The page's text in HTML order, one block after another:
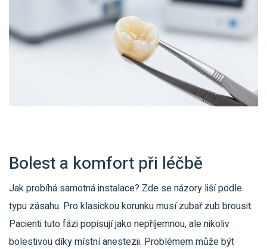
Bolest a komfort při léčbě
Jak probíhá samotná instalace? Zde se názory liší podle
typu zásahu. Pro klasickou korunku musí zubař zub brousit.
Pacienti tuto fázi popisují jako nepříjemnou, ale nikoliv
bolestivou díky místní anestezii. Problémem může být